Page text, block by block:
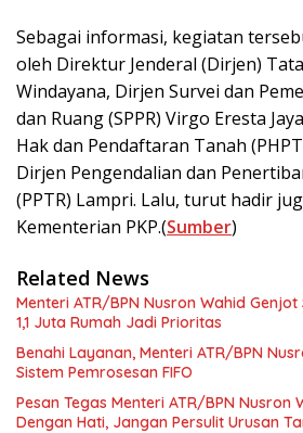
Sebagai informasi, kegiatan
oleh Direktur Jenderal (Dirjen)
Windayana, Dirjen Survei dan
dan Ruang (SPPR) Virgo Eresta
Hak dan Pendaftaran Tanah
Dirjen Pengendalian dan
(PPTR) Lampri. Lalu, turut hadir
Kementerian PKP.(Sumber)
Related News
Menteri ATR/BPN Nusron Wahid
1,1 Juta Rumah Jadi Prioritas
Benahi Layanan, Menteri ATR/BPN
Sistem Pemrosesan FIFO
Pesan Tegas Menteri ATR/BPN Nusron
Dengan Hati, Jangan Persulit Urusan